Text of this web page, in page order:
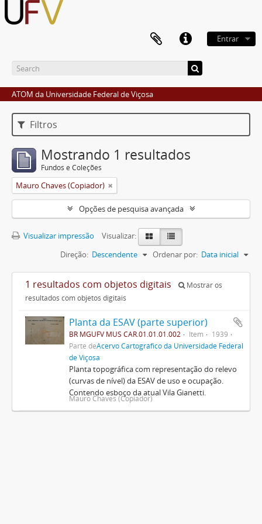
Entrar
ATOM da Universidade Federal de Viçosa
Filtros
Mostrando 1 resultados
Fundos e Coleções
Mauro Chaves (Copiador)
Opções de pesquisa avançada
Visualizar impressão
Visualizar:
Ordenar por: Data inicial
Direção: Descendente
1 resultados com objetos digitais
Mostrar os
resultados com objetos digitais
Planta da ESAV (parte superior)
BR MGUFV MUS CAR.01.01.01.002 Item
1939
Parte deAcervo Cartográfico da Universidade Federal
de Viçosa
Planta topográfica com representação do relevo
(curvas de nível) da ESAV de uso e ocupação.
Contendo esboço da atual Vila Gianetti.
Mauro Chaves (Copiador)